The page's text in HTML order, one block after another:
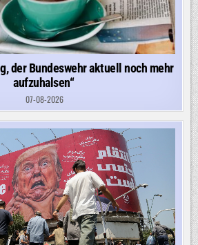
der Bundeswehr aktuell noch mehr
aufzuhalsen“
07-08-2026